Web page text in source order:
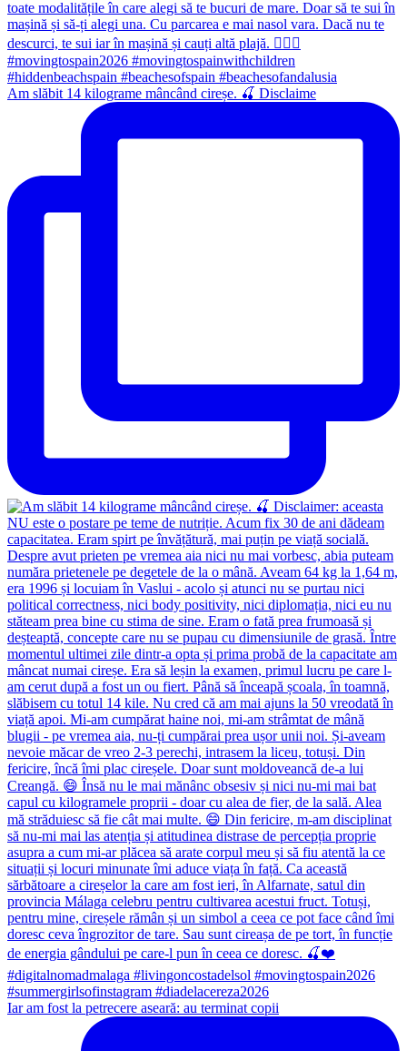
Am slăbit 14 kilograme mâncând cireșe. 🍒 Disclaime
Iar am fost la petrecere aseară: au terminat copii